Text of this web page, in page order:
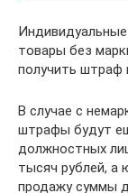
товары без
получить штраф
В случае с
штрафы будут
должностных
тысяч рублей, а
продажу суммы